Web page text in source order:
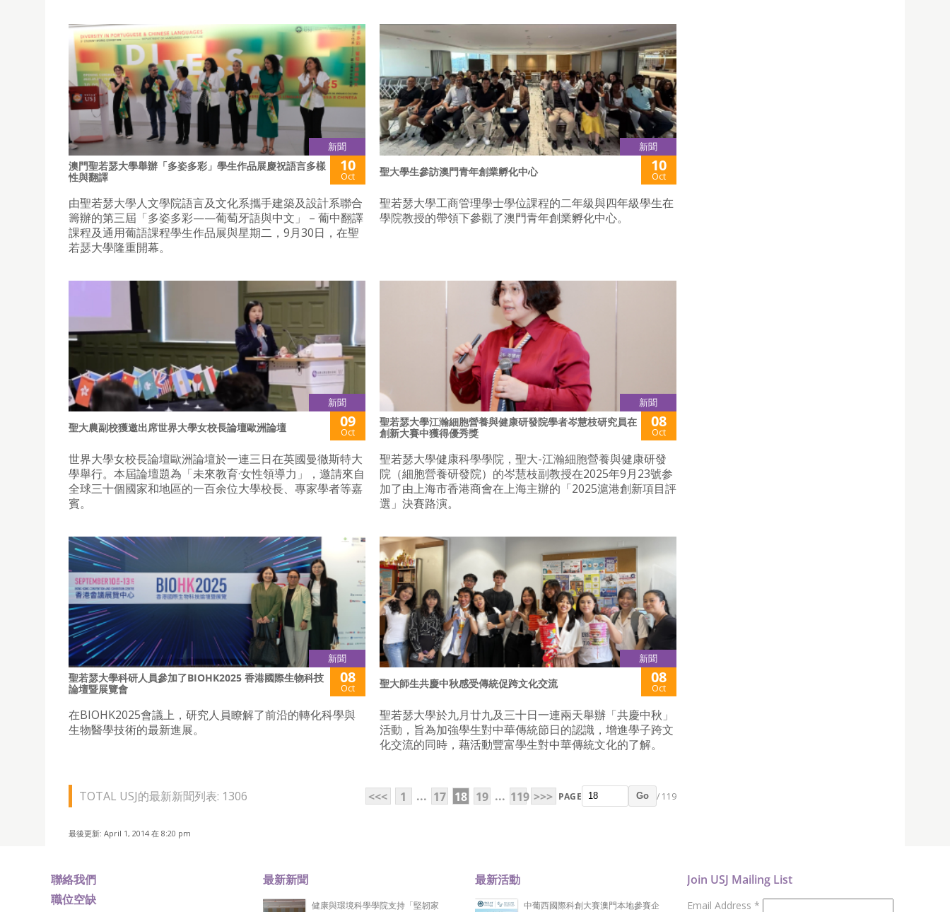
新聞
澳門聖若瑟大學舉辦「多姿多彩」學生作品展慶祝語言多樣
性與翻譯
10
Oct
由聖若瑟大學人文學院語言及文化系攜手建築及設計系聯合
籌辦的第三屆「多姿多彩——葡萄牙語與中文」 – 葡中翻譯
課程及通用葡語課程學生作品展與星期二，9月30日，在聖
若瑟大學隆重開幕。
新聞
聖大學生參訪澳門青年創業孵化中心 10
Oct
聖若瑟大學工商管理學士學位課程的二年級與四年級學生在
學院教授的帶領下參觀了澳門青年創業孵化中心。
新聞
聖大農副校獲邀出席世界大學女校長論壇歐洲論壇 09
Oct
世界大學女校長論壇歐洲論壇於一連三日在英國曼徹斯特大
學舉行。本屆論壇題為「未來教育·女性領導力」，邀請來自
全球三十個國家和地區的一百余位大學校長、專家學者等嘉
賓。
新聞
聖若瑟大學江瀚細胞營養與健康研發院學者岑慧枝研究員在
創新大賽中獲得優秀獎
08
Oct
聖若瑟大學健康科學學院，聖大-江瀚細胞營養與健康研發
院（細胞營養研發院）的岑慧枝副教授在2025年9月23號参
加了由上海市香港商會在上海主辦的「2025滬港創新項目評
選」決賽路演。
新聞
聖若瑟大學科研人員參加了BIOHK2025 香港國際生物科技
論壇暨展覽會
08
Oct
在BIOHK2025會議上，研究人員瞭解了前沿的轉化科學與
生物醫學技術的最新進展。
新聞
聖大師生共慶中秋感受傳統促跨文化交流 08
Oct
聖若瑟大學於九月廿九及三十日一連兩天舉辦「共慶中秋」
活動，旨為加強學生對中華傳統節日的認識，增進學子跨文
化交流的同時，藉活動豐富學生對中華傳統文化的了解。
TOTAL USJ的最新新聞列表: 1306 <<< 1 ... 17 18 19 ... 119 >>> PAGE Go / 119
最後更新: April 1, 2014 在 8:20 pm
聯絡我們
職位空缺
最新新聞
健康與環境科學學院支持「堅韌家
最新活動
中葡西國際科創大賽澳門本地參賽企
Join USJ Mailing List
Email Address *